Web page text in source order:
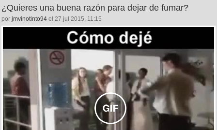
¿Quieres una buena razón para dejar de fumar?
por jmvinotinto94 el 27 jul 2015, 11:15